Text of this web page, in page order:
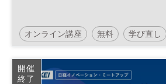
オンライン講座 無料 学び直し
スキルアップ
開催
終了